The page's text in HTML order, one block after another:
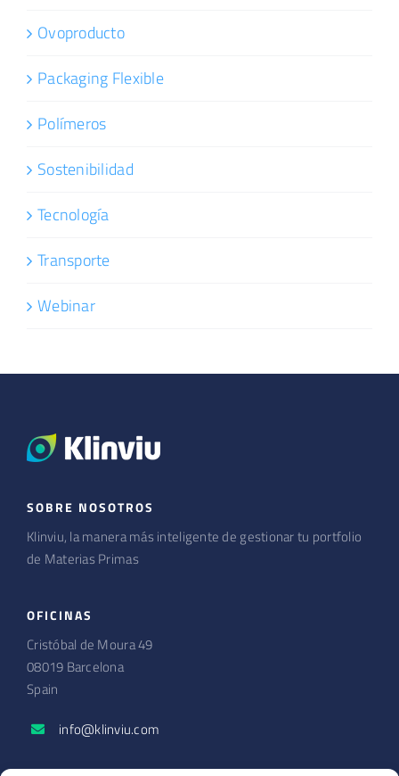
Ovoproducto
Packaging Flexible
Polímeros
Sostenibilidad
Tecnología
Transporte
Webinar
SOBRE NOSOTROS
Klinviu, la manera más inteligente de gestionar tu portfolio
de Materias Primas
OFICINAS
Cristóbal de Moura 49
08019 Barcelona
Spain
info@klinviu.com